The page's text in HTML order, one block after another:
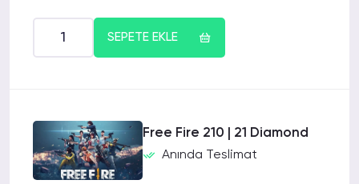
SEPETE EKLE
Free Fire 210 | 21 Diamond
Anında Teslimat